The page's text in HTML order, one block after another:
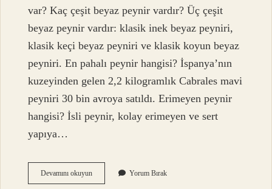
var? Kaç çeşit beyaz peynir vardır? Üç çeşit
beyaz peynir vardır: klasik inek beyaz peyniri,
klasik keçi beyaz peyniri ve klasik koyun beyaz
peyniri. En pahalı peynir hangisi? İspanya’nın
kuzeyinden gelen 2,2 kilogramlık Cabrales mavi
peyniri 30 bin avroya satıldı. Erimeyen peynir
hangisi? İsli peynir, kolay erimeyen ve sert
yapıya…
Devamını okuyunKaç
Çeşit
Yorum Bırak